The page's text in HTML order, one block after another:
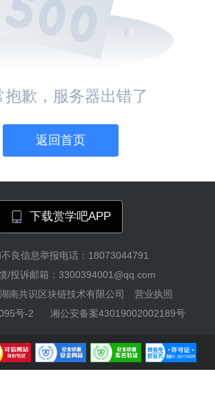
抱歉，服务器出错了
返回首页
下载赏学吧APP
良信息举报电话：18073044791
/投诉邮箱：3300394001@qq.com
湖南共识区块链技术有限公司
营业执照
号-2
湘公安备案43019002002189号